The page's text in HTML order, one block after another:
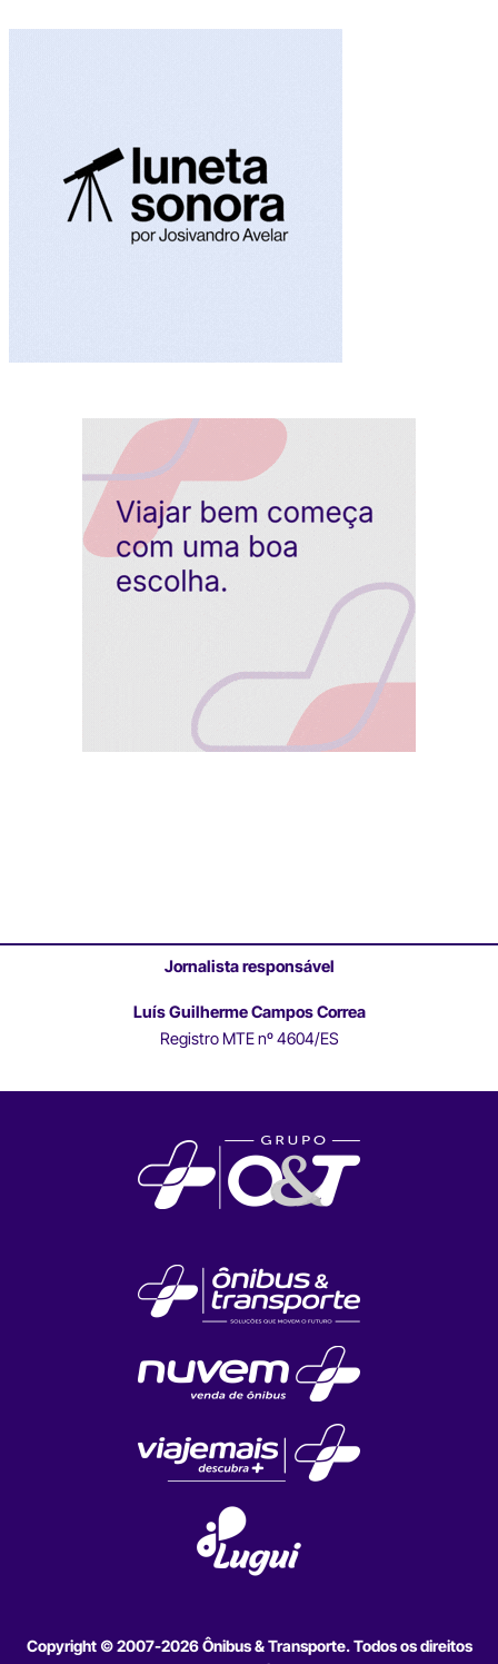
Jornalista responsável
Luís Guilherme Campos Correa
Registro MTE nº 4604/ES
Copyright © 2007-2026 Ônibus & Transporte. Todos os direitos